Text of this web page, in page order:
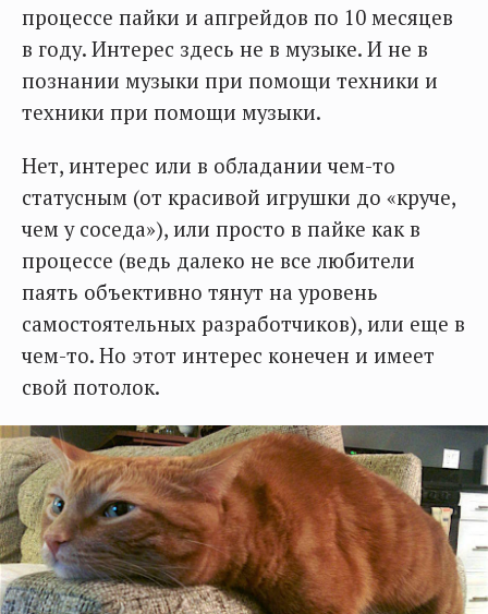
процессе пайки и апгрейдов по 10 месяцев
в году. Интерес здесь не в музыке. И не в
познании музыки при помощи техники и
техники при помощи музыки.
Нет, интерес или в обладании чем-то
статусным (от красивой игрушки до «круче,
чем у соседа»), или просто в пайке как в
процессе (ведь далеко не все любители
паять объективно тянут на уровень
самостоятельных разработчиков), или еще в
чем-то. Но этот интерес конечен и имеет
свой потолок.